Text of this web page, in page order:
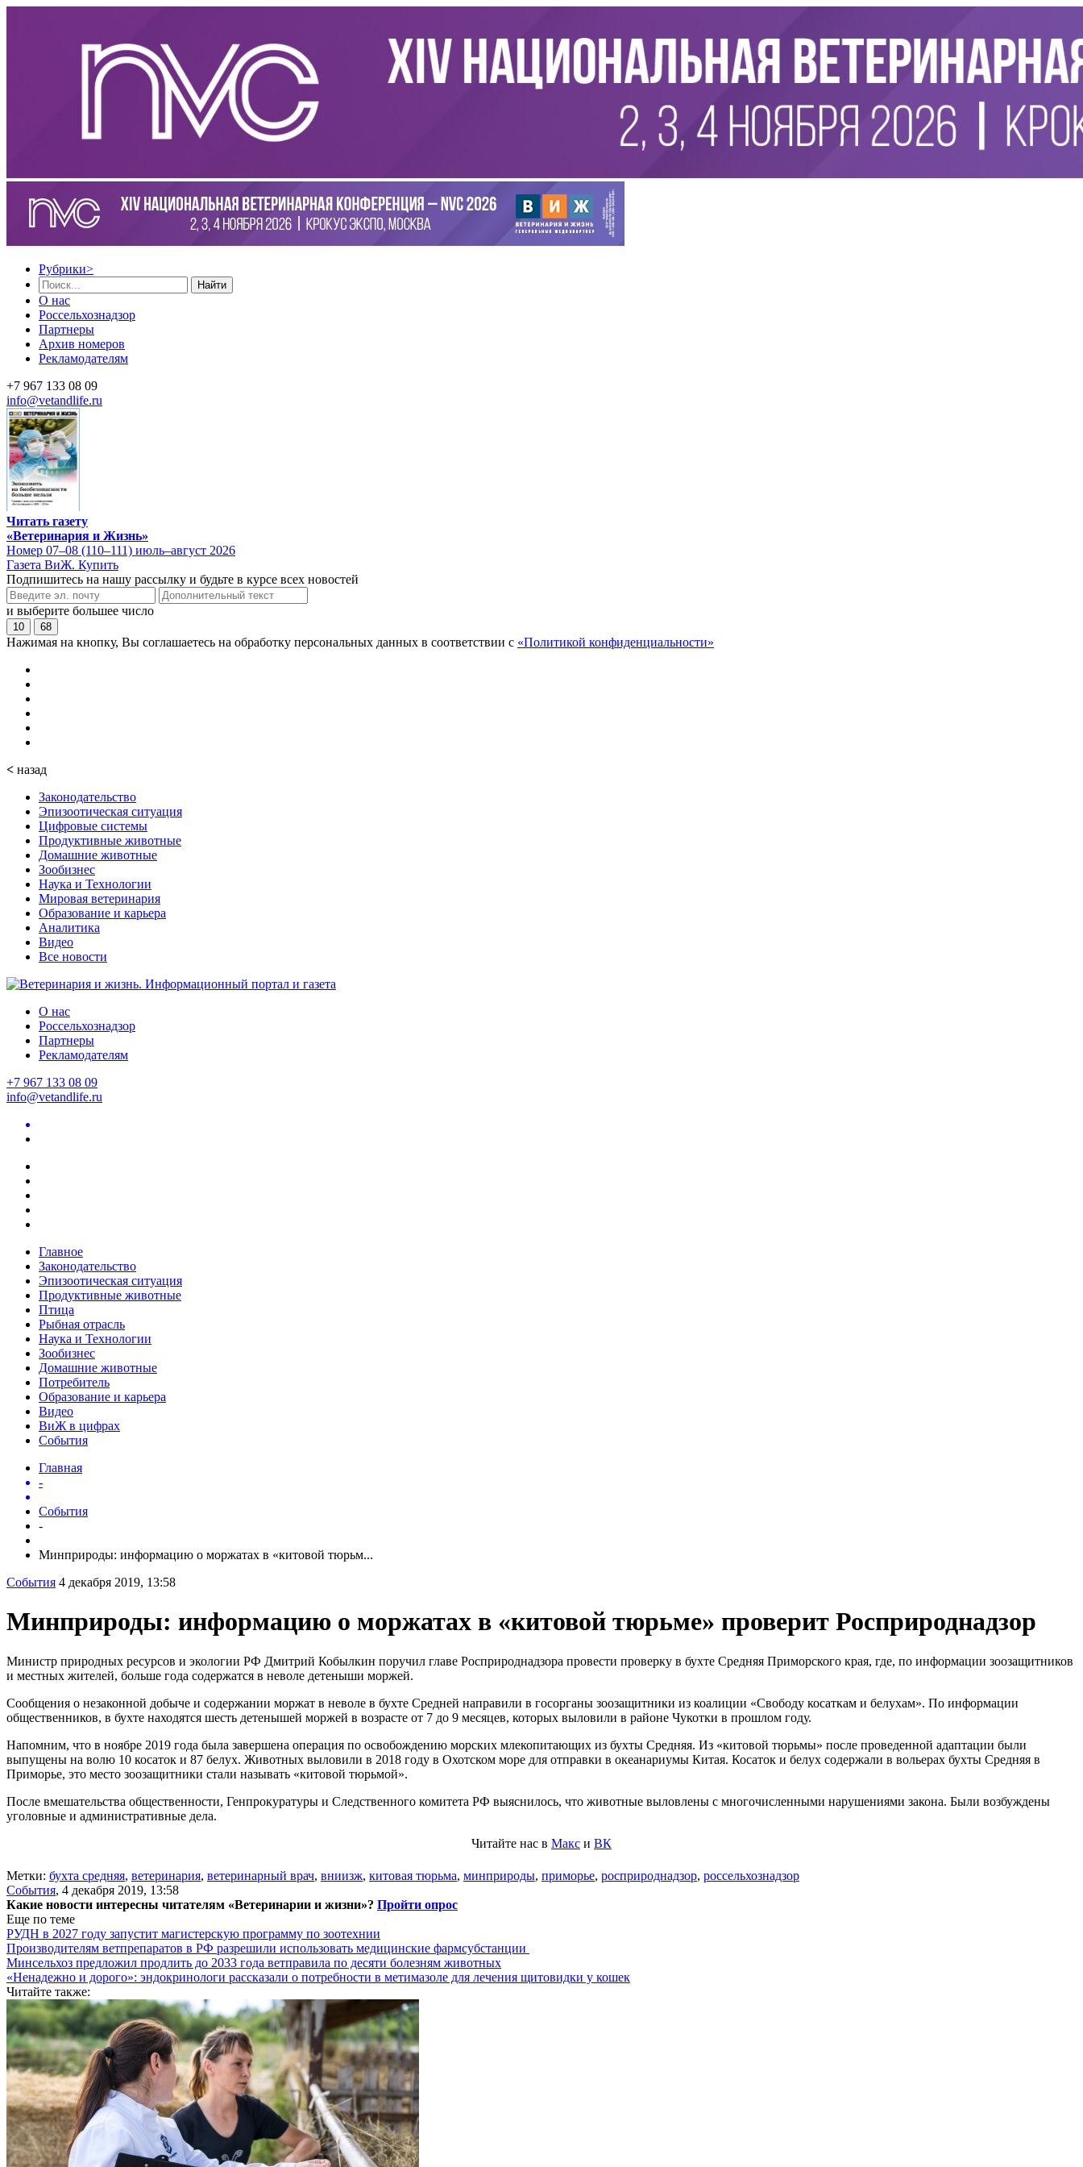
Рубрики>
Найти
О нас
Россельхознадзор
Партнеры
Архив номеров
Рекламодателям
+7 967 133 08 09
info@vetandlife.ru
Читать газету
«Ветеринария и Жизнь»
Номер 07–08 (110–111) июль–август 2026
Газета ВиЖ. Купить
Подпишитесь на нашу рассылку и будьте в курсе всех новостей
и выберите большее число
10 68
Нажимая на кнопку, Вы соглашаетесь на обработку персональных данных в соответствии с «Политикой конфиденциальности»
< назад
Законодательство
Эпизоотическая ситуация
Цифровые системы
Продуктивные животные
Домашние животные
Зообизнес
Наука и Технологии
Мировая ветеринария
Образование и карьера
Аналитика
Видео
Все новости
О нас
Россельхознадзор
Партнеры
Рекламодателям
+7 967 133 08 09
info@vetandlife.ru
Главное
Законодательство
Эпизоотическая ситуация
Продуктивные животные
Птица
Рыбная отрасль
Наука и Технологии
Зообизнес
Домашние животные
Потребитель
Образование и карьера
Видео
ВиЖ в цифрах
События
Главная
-
События
-
Минприроды: информацию о моржатах в «китовой тюрьм...
События 4 декабря 2019, 13:58
Минприроды: информацию о моржатах в «китовой тюрьме» проверит Росприроднадзор
Министр природных ресурсов и экологии РФ Дмитрий Кобылкин поручил главе Росприроднадзора провести проверку в бухте Средняя Приморского края, где, по информации зоозащитников
и местных жителей, больше года содержатся в неволе детеныши моржей.
Сообщения о незаконной добыче и содержании моржат в неволе в бухте Средней направили в госорганы зоозащитники из коалиции «Свободу косаткам и белухам». По информации
общественников, в бухте находятся шесть детенышей моржей в возрасте от 7 до 9 месяцев, которых выловили в районе Чукотки в прошлом году.
Напомним, что в ноябре 2019 года была завершена операция по освобождению морских млекопитающих из бухты Средняя. Из «китовой тюрьмы» после проведенной адаптации были
выпущены на волю 10 косаток и 87 белух. Животных выловили в 2018 году в Охотском море для отправки в океанариумы Китая. Косаток и белух содержали в вольерах бухты Средняя в
Приморье, это место зоозащитники стали называть «китовой тюрьмой».
После вмешательства общественности, Генпрокуратуры и Следственного комитета РФ выяснилось, что животные выловлены с многочисленными нарушениями закона. Были возбуждены
уголовные и административные дела.
Читайте нас в Макс и ВК
Метки: бухта средняя, ветеринария, ветеринарный врач, вниизж, китовая тюрьма, минприроды, приморье, росприроднадзор, россельхознадзор
События, 4 декабря 2019, 13:58
Какие новости интересны читателям «Ветеринарии и жизни»? Пройти опрос
Еще по теме
РУДН в 2027 году запустит магистерскую программу по зоотехнии
Производителям ветпрепаратов в РФ разрешили использовать медицинские фармсубстанции
Минсельхоз предложил продлить до 2033 года ветправила по десяти болезням животных
«Ненадежно и дорого»: эндокринологи рассказали о потребности в метимазоле для лечения щитовидки у кошек
Читайте также: